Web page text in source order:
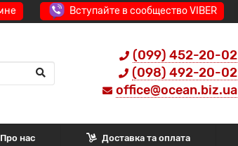
Вступайте в сообщество VIBER
(099) 452-20-02
(098) 492-20-02
office@ocean.biz.ua
Про нас Доставка та оплата